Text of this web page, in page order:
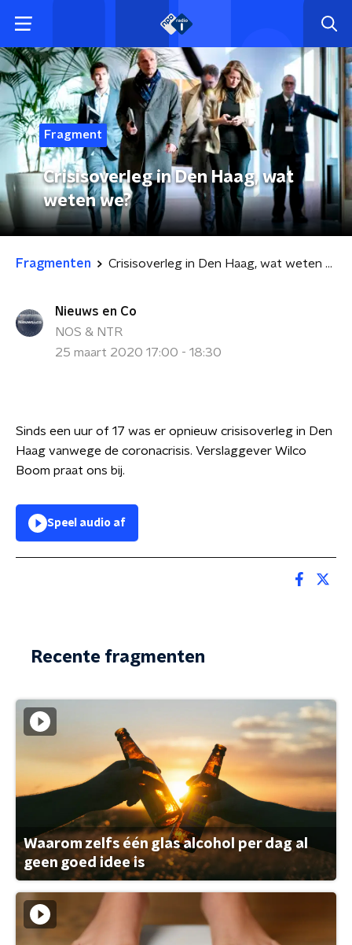
Fragment
Crisisoverleg in Den Haag, wat
weten we?
Fragmenten Crisisoverleg in Den Haag, wat weten we?
Nieuws en Co
NOS & NTR
25 maart 2020 17:00 - 18:30
Sinds een uur of 17 was er opnieuw crisisoverleg in Den
Haag vanwege de coronacrisis. Verslaggever Wilco
Boom praat ons bij.
Speel audio af
Recente fragmenten
Waarom zelfs één glas alcohol per dag al
geen goed idee is